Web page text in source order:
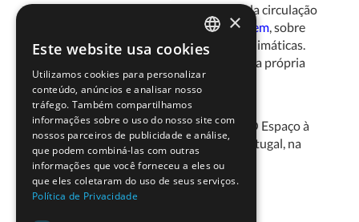
Planeta está a aquecer, sobre o impacto da circulação
Abre-se uma passagem , sobre
o gelo marinho no Ártico e as alterações climáticas.
Destacou também a importância do uso da própria
sessão como recurso.
Pode encontrar mais informações sobre O Espaço à
Quarta na página principal do ESERO Portugal, na
secção
Saiba+
PORTUGUESE
ENGLISH
×
Este website usa cookies
Utilizamos cookies para personalizar
conteúdo, anúncios e analisar nosso
tráfego. Também compartilhamos
informações sobre o uso do nosso site com
nossos parceiros de publicidade e análise,
que podem combiná-las com outras
informações que você forneceu a eles ou
que eles coletaram do uso de seus serviços.
Política de Privacidade